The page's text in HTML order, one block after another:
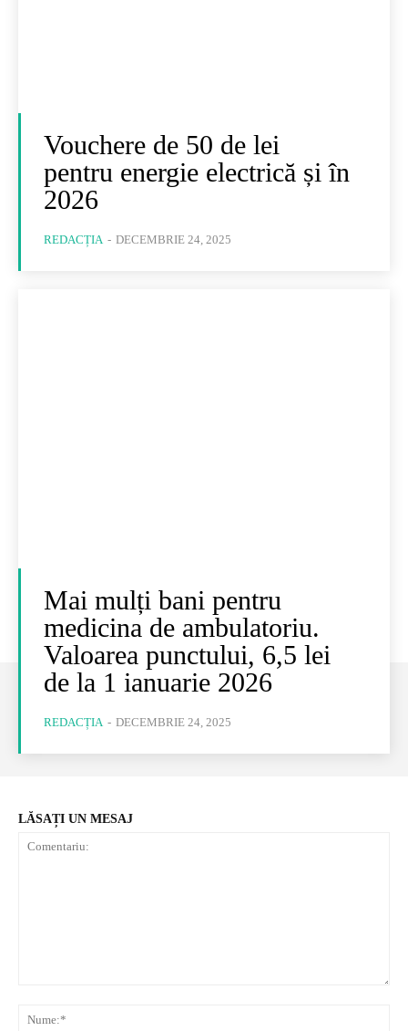
Vouchere de 50 de lei
pentru energie electrică și în
2026
REDACȚIA - DECEMBRIE 24, 2025
Mai mulți bani pentru
medicina de ambulatoriu.
Valoarea punctului, 6,5 lei
de la 1 ianuarie 2026
REDACȚIA - DECEMBRIE 24, 2025
LĂSAȚI UN MESAJ